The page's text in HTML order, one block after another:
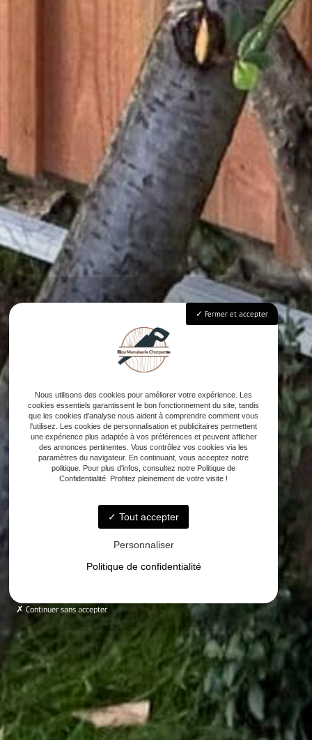
Fermer et accepter
Nous utilisons des cookies pour améliorer votre expérience. Les
cookies essentiels garantissent le bon fonctionnement du site, tandis
que les cookies d'analyse nous aident à comprendre comment vous
l'utilisez. Les cookies de personnalisation et publicitaires permettent
une expérience plus adaptée à vos préférences et peuvent afficher
des annonces pertinentes. Vous contrôlez vos cookies via les
paramètres du navigateur. En continuant, vous acceptez notre
politique. Pour plus d'infos, consultez notre Politique de
Confidentialité. Profitez pleinement de votre visite !
Tout accepter
Personnaliser
Politique de confidentialité
Continuer sans accepter